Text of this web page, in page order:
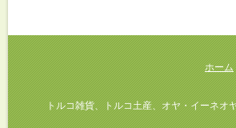
ホーム
トルコ雑貨、トルコ土産、オヤ・イーネオヤ、